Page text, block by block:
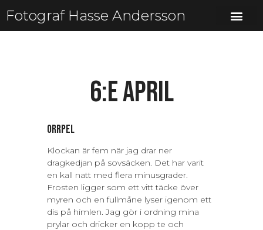
Fotograf Hasse Andersson
6:e april
Orrpel
Klockan är fem när jag drar ner
dragkedjan på sovsäcken. Det har varit
en kall natt med flera minusgrader.
Frosten ligger som ett vitt täcke över
myren och en fullmåne lyser igenom ett
dis på himlen. Jag gör i ordning mina
prylar och dricker en kopp te och